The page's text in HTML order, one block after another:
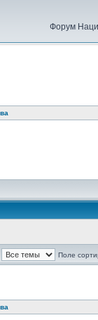
Форум
Поле